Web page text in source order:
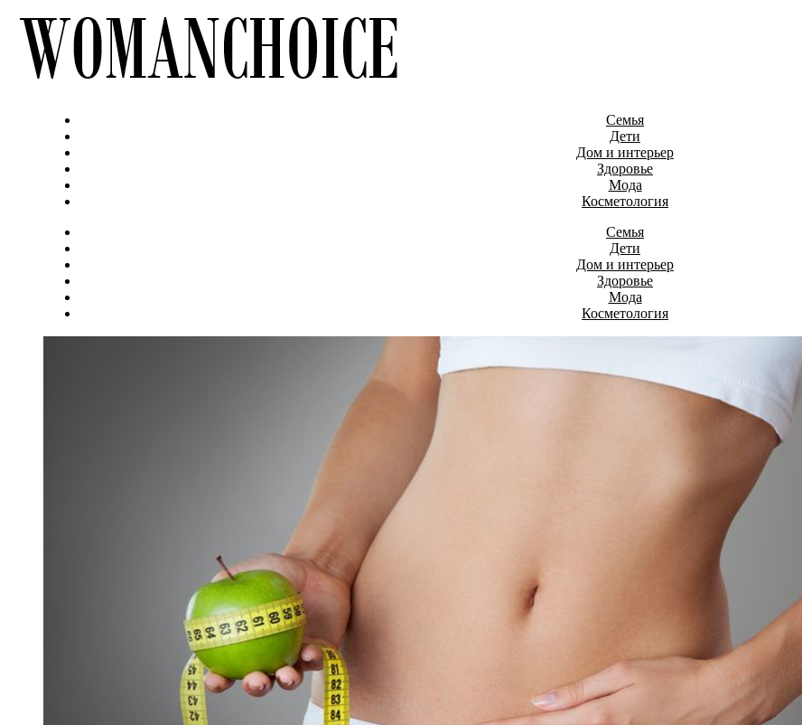
Семья
Дети
Дом и интерьер
Здоровье
Мода
Косметология
Семья
Дети
Дом и интерьер
Здоровье
Мода
Косметология